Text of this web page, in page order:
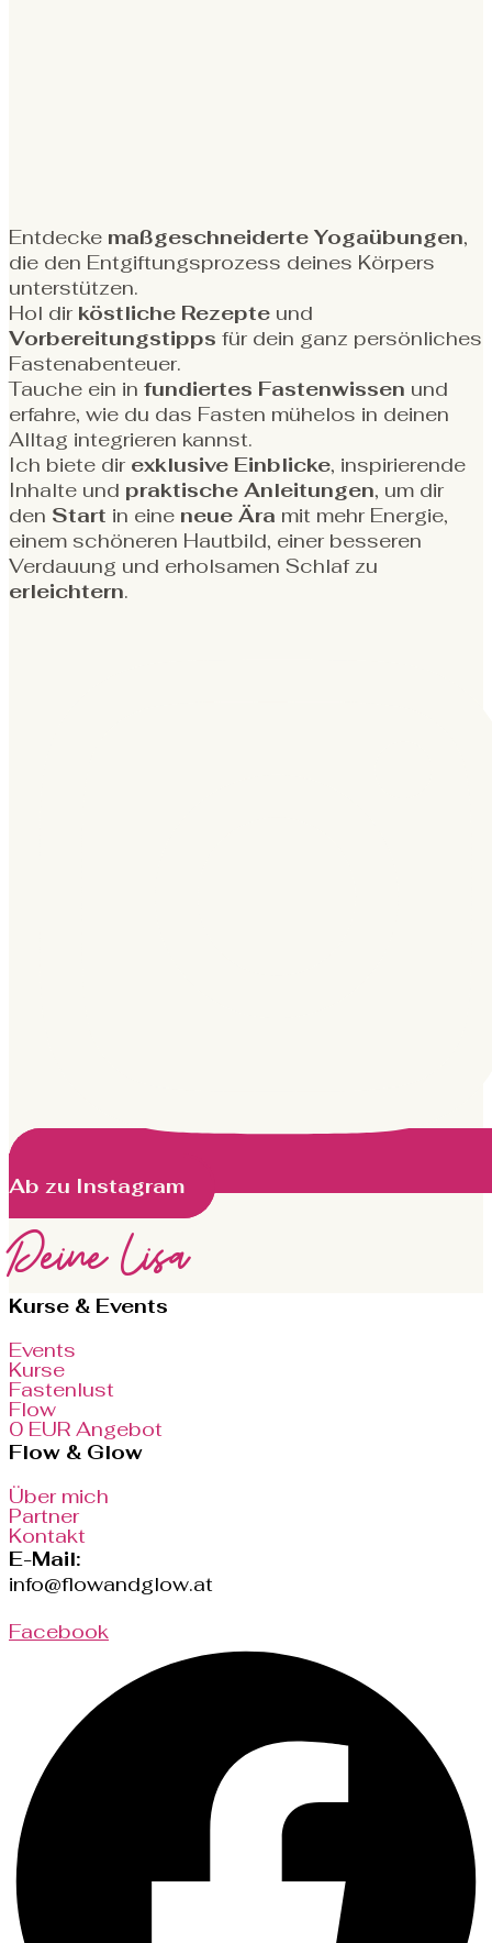
Entdecke maßgeschneiderte Yogaübungen,
die den Entgiftungsprozess deines Körpers
unterstützen.
Hol dir köstliche Rezepte und
Vorbereitungstipps für dein ganz persönliches
Fastenabenteuer.
Tauche ein in fundiertes Fastenwissen und
erfahre, wie du das Fasten mühelos in deinen
Alltag integrieren kannst.
Ich biete dir exklusive Einblicke, inspirierende
Inhalte und praktische Anleitungen, um dir
den Start in eine neue Ära mit mehr Energie,
einem schöneren Hautbild, einer besseren
Verdauung und erholsamen Schlaf zu
erleichtern.
Ab zu Instagram
Deine Lisa
Kurse & Events
Events
Kurse
Fastenlust
Flow
0 EUR Angebot
Flow & Glow
Über mich
Partner
Kontakt
E-Mail:
info@flowandglow.at
Facebook